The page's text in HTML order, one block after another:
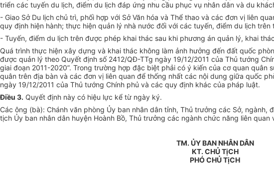
triển các tuyến du lịch, điểm du lịch đáp ứng nhu cầu phục vụ nhân dân và du
- Giao Sở Du lịch chủ trì, phối hợp với Sở Văn hóa và Thể thao và các đơn vị liên
quy định hiện hành; thực hiện quản lý nhà nước đối với các tuyến, điểm du lịch trên
- Tuyến, điểm du lịch trên được phép khai thác sau khi phương án quản lý, khai
Quá trình thực hiện xây dựng và khai thác không làm ảnh hưởng đến đất quốc
được quản lý theo Quyết định số 2412/QĐ-TTg ngày 19/12/2011 của Thủ tướng
giai đoạn 2011-2020”. Trong trường hợp đặc biệt phải có ý kiến của cơ quan
quân trên địa bàn và các đơn vị liên quan để thống nhất các nội dung giữa quốc
ngày 19/12/2011 của Thủ tướng Chính phủ và các quy định khác của pháp luật.
Điều 3. Quyết định này có hiệu lực kể từ ngày ký.
Các ông (bà): Chánh văn phòng Ủy ban nhân dân tỉnh, Thủ trưởng các Sở, ngành,
tịch Ủy ban nhân dân huyện Hoành Bồ, Thủ trưởng các ngành chức năng liên
TM. ỦY BAN NHÂN DÂN
KT. CHỦ TịCH
PHÓ CHỦ TịCH